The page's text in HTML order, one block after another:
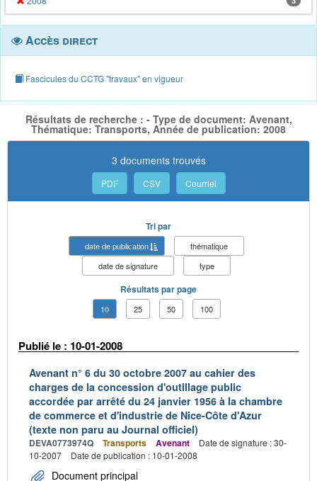
Accès direct
Fascicules du CCTG "travaux" en vigueur
Résultats de recherche : - Type de document: Avenant,
Thématique: Transports, Année de publication: 2008
3 documents trouvés
PDF CSV Courriel
Tri par
date de publication
thématique
date de signature
type
Résultats par page
10 25 50 100
Publié le : 10-01-2008
Avenant n° 6 du 30 octobre 2007 au cahier des
charges de la concession d'outillage public
accordée par arrêté du 24 janvier 1956 à la chambre
de commerce et d'industrie de Nice-Côte d'Azur
(texte non paru au Journal officiel)
DEVA0773974Q Transports Avenant
Date de signature : 30-
10-2007
Date de publication : 10-01-2008
Document principal